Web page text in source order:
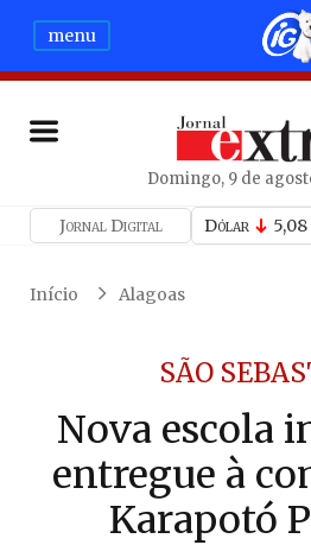
menu
Domingo, 9 de
Jornal Digital Dólar 5,08
Início Alagoas
SÃO
Nova escola
entregue à
Karapotó